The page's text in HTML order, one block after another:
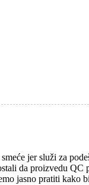
jer služi za
da proizvedu QC
jasno pratiti kako